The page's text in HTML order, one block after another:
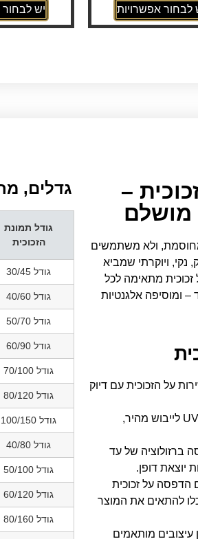
לבחור אפשרויות יש לבחור
–
מושלם
מחוסמת, ולא משתמשים
ויוקרתי שמביא
זכוכית מתאימה לכל
ומוסיפה אלגנטיות
על הזכוכית עם דיוק
: שימוש במנורות UV לייבוש מהיר,
ברזולוציה של עד
הדפסה על זכוכית
ס"מ, כך שתוכלו להתאים את המוצר
עיצובים מותאמים
גדלים,
גודל תמונת
הזכוכית
גודל 30/45
גודל 40/60
גודל 50/70
גודל 60/90
גודל 70/100
גודל 80/120
גודל 100/150
גודל 40/80
גודל 50/100
גודל 60/120
גודל 80/160